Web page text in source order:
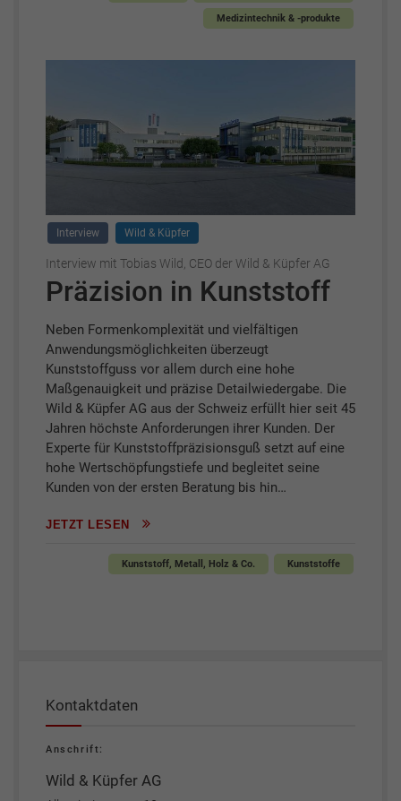
Medizintechnik & -produkte
Interview Wild & Küpfer
Interview mit Tobias Wild, CEO der Wild & Küpfer AG
Präzision in Kunststoff
Neben Formenkomplexität und vielfältigen
Anwendungsmöglichkeiten überzeugt
Kunststoffguss vor allem durch eine hohe
Maßgenauigkeit und präzise Detailwiedergabe. Die
Wild & Küpfer AG aus der Schweiz erfüllt hier seit 45
Jahren höchste Anforderungen ihrer Kunden. Der
Experte für Kunststoffpräzisionsguß setzt auf eine
hohe Wertschöpfungstiefe und begleitet seine
Kunden von der ersten Beratung bis hin…
JETZT LESEN
Kunststoff, Metall, Holz & Co. Kunststoffe
Kontaktdaten
Anschrift:
Wild & Küpfer AG